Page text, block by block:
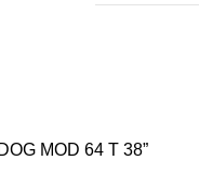
MOD 64 T 38”